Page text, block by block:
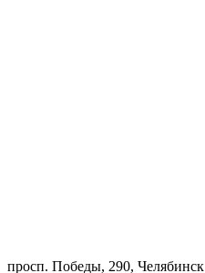
просп. Победы, 290, Челябинск